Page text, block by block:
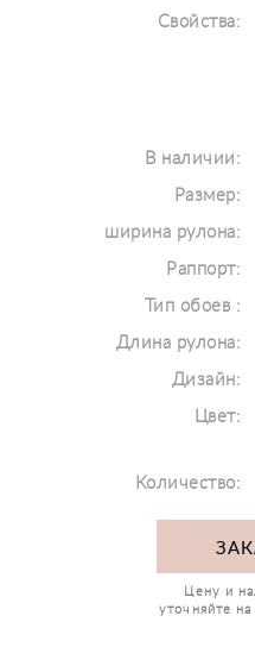
Свойства:
В наличии:
Размер:
ширина рулона:
Раппорт:
Тип обоев :
Длина рулона:
Дизайн:
Цвет:
Количество:
Цену и
уточняйте